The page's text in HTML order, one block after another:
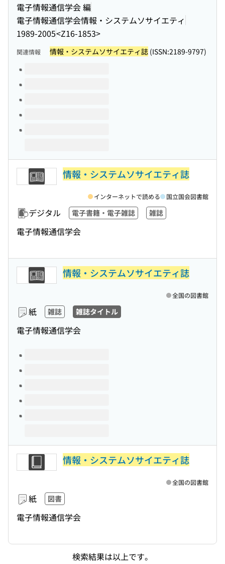
電子情報通信学会 編
電子情報通信学会情報・システムソサイエティ
1989-2005<Z16-1853>
関連情報 情報・システムソサイエティ誌 (ISSN:2189-9797)
このタイトルの巻号
情報・システムソサイエティ誌
デジタル 電子書籍・電子雑誌 雑誌
電子情報通信学会
インターネットで読める 国立国会図書館
情報・システムソサイエティ誌
紙 雑誌 雑誌タイトル
電子情報通信学会
全国の図書館
このタイトルの巻号
情報・システムソサイエティ誌
紙 図書
電子情報通信学会
全国の図書館
検索結果は以上です。